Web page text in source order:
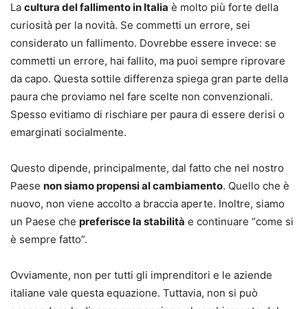
La cultura del fallimento in Italia è molto più forte della
curiosità per la novità. Se commetti un errore, sei
considerato un fallimento. Dovrebbe essere invece: se
commetti un errore, hai fallito, ma puoi sempre riprovare
da capo. Questa sottile differenza spiega gran parte della
paura che proviamo nel fare scelte non convenzionali.
Spesso evitiamo di rischiare per paura di essere derisi o
emarginati socialmente.
Questo dipende, principalmente, dal fatto che nel nostro
Paese non siamo propensi al cambiamento. Quello che è
nuovo, non viene accolto a braccia aperte. Inoltre, siamo
un Paese che preferisce la stabilità e continuare “come si
è sempre fatto”.
Ovviamente, non per tutti gli imprenditori e le aziende
italiane vale questa equazione. Tuttavia, non si può